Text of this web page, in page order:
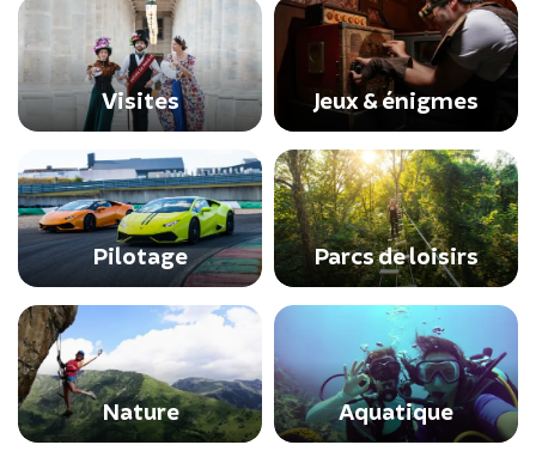
Visites Jeux & énigmes
Pilotage Parcs de loisirs
Nature Aquatique